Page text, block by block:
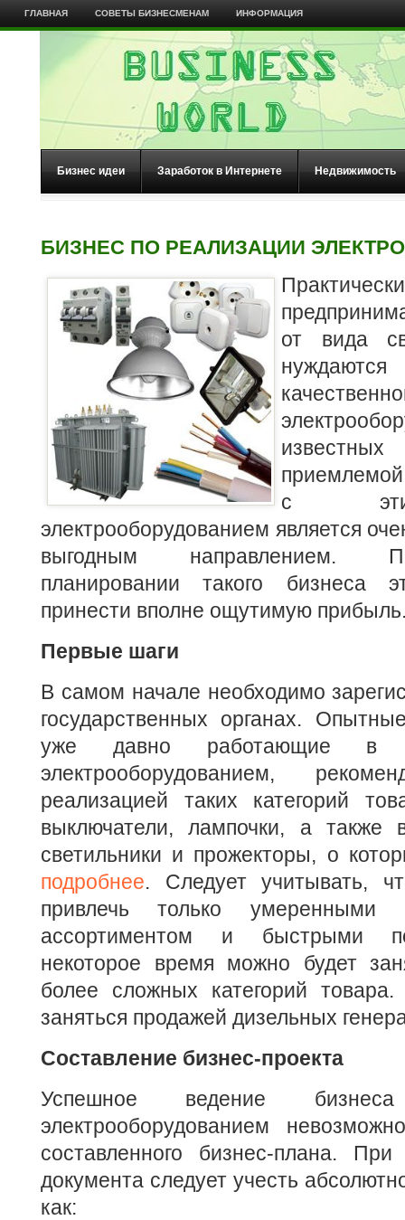
ГЛАВНАЯ СОВЕТЫ БИЗНЕСМЕНАМ ИНФОРМАЦИЯ
Бизнес идеи Заработок в Интернете Недвижимость
БИЗНЕС ПО РЕАЛИЗАЦИИ
от вида
с
электрооборудованием является
выгодным направлением.
планировании такого бизнеса
принести вполне ощутимую
Первые шаги
В самом начале необходимо
государственных органах.
уже давно работающие в
электрооборудованием,
реализацией таких категорий
выключатели, лампочки, а также
светильники и прожекторы, о
подробнее. Следует учитывать,
привлечь только умеренными
ассортиментом и быстрыми
некоторое время можно будет
более сложных категорий
заняться продажей дизельных
Составление бизнес-проекта
Успешное ведение
электрооборудованием
составленного бизнес-плана. При
документа следует учесть
как: